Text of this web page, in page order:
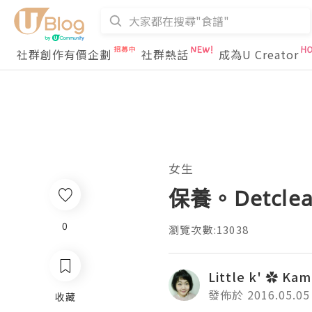
社群創作有價企劃 社群熱話 成為U Creator
0
收藏
女生
保養。
瀏覽次數:13038
Little k' ✿
發佈於 2016.05.05